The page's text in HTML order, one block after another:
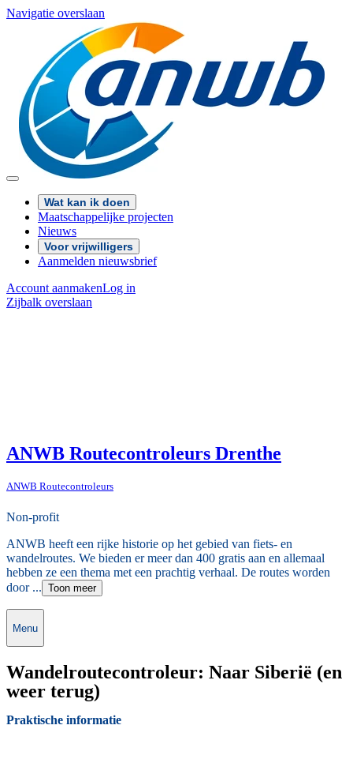
Navigatie overslaan
Wat kan ik doen
Maatschappelijke projecten
Nieuws
Voor vrijwilligers
Aanmelden nieuwsbrief
Account aanmakenLog in
Zijbalk overslaan
ANWB Routecontroleurs Drenthe
ANWB Routecontroleurs
Non-profit
ANWB heeft een rijke historie op het gebied van fiets- en
wandelroutes. We bieden er meer dan 400 gratis aan en allemaal
hebben ze een thema met een prachtig verhaal. De routes worden
door ... Toon meer
Menu
Wandelroutecontroleur: Naar Siberië (en
weer terug)
Praktische informatie